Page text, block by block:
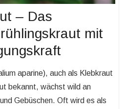
– Das
mit
aparine), auch als Klebkraut
bekannt, wächst wild an
Gebüschen. Oft wird es als